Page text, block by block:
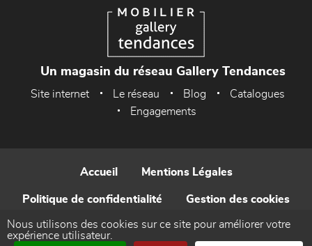
Un magasin du réseau Gallery Tendances
Site internet Le réseau Blog
Catalogues
Engagements
Accueil Mentions Légales
Politique de confidentialité Gestion des cookies
Contact
Nous utilisons des cookies sur ce site pour améliorer votre
expérience utilisateur.